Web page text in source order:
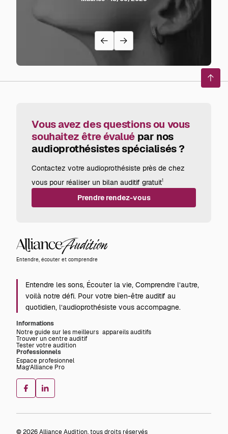
en
Vous avez des questions ou vous
souhaitez être évalué par nos
audioprothésistes spécialisés ?
Contactez votre audioprothésiste près de chez
vous pour réaliser un bilan auditif gratuit1
Prendre rendez-vous
Audition
Entendre, écouter et comprendre
Entendre les sons, Écouter la vie, Comprendre l’autre,
voilà notre défi. Pour votre bien-être auditif au
quotidien, l’audioprothésiste vous accompagne.
Informations
Notre guide sur les meilleurs appareils auditifs
Trouver un centre auditif
Tester votre audition
Professionnels
Espace profesionnel
Mag’Alliance Pro
© 2026 Alliance Audition, tous droits réservés